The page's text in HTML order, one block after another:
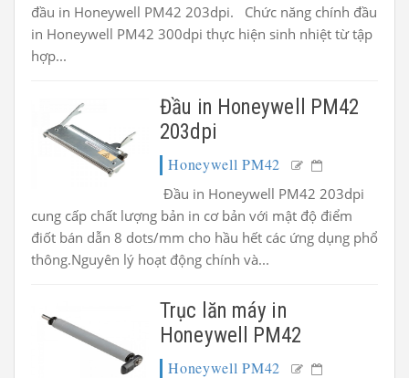
đầu in Honeywell PM42 203dpi. Chức năng chính đầu
in Honeywell PM42 300dpi thực hiện sinh nhiệt từ tập
hợp...
Đầu in Honeywell PM42
203dpi
Honeywell PM42
Đầu in Honeywell PM42 203dpi
cung cấp chất lượng bản in cơ bản với mật độ điểm
điốt bán dẫn 8 dots/mm cho hầu hết các ứng dụng phổ
thông.Nguyên lý hoạt động chính và...
Trục lăn máy in
Honeywell PM42
Honeywell PM42